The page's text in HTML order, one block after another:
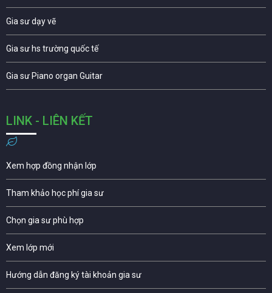
Gia sư dạy vẽ
Gia sư hs trường quốc tế
Gia sư Piano organ Guitar
LINK - LIÊN KẾT
Xem hợp đồng nhận lớp
Tham khảo học phí gia sư
Chọn gia sư phù hợp
Xem lớp mới
Hướng dẫn đăng ký tài khoản gia sư